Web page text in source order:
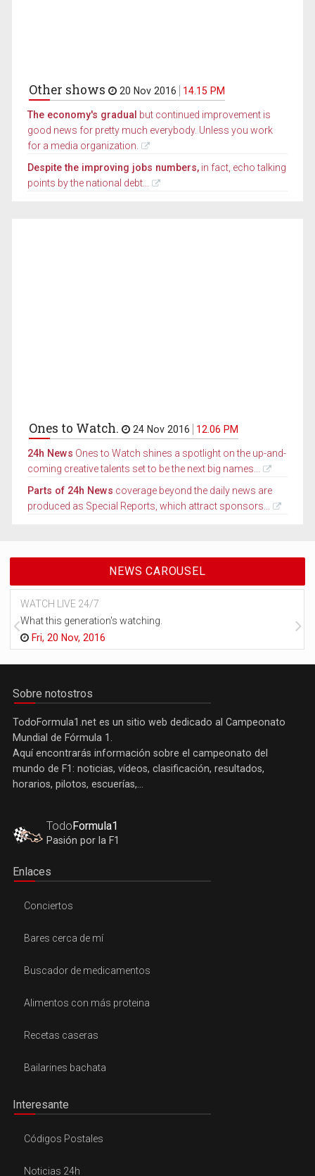
Other shows 20 Nov 2016 14.15 PM
The economy's gradual but continued improvement is
good news for pretty much everybody. Unless you work
for a media organization.
Despite the improving jobs numbers, in fact, echo talking
points by the national debt...
Ones to Watch. 24 Nov 2016 12.06 PM
24h News Ones to Watch shines a spotlight on the up-and-
coming creative talents set to be the next big names...
Parts of 24h News coverage beyond the daily news are
produced as Special Reports, which attract sponsors...
NEWS CAROUSEL
WATCH LIVE 24/7
What this generation's watching.
Fri, 20 Nov, 2016
Sobre notostros
TodoFormula1.net es un sitio web dedicado al Campeonato
Mundial de Fórmula 1.
Aquí encontrarás información sobre el campeonato del
mundo de F1: noticias, vídeos, clasificación, resultados,
horarios, pilotos, escuerías,...
TodoFormula1
Pasión por la F1
Enlaces
Conciertos
Bares cerca de mí
Buscador de medicamentos
Alimentos con más proteina
Recetas caseras
Bailarines bachata
Interesante
Códigos Postales
Noticias 24h